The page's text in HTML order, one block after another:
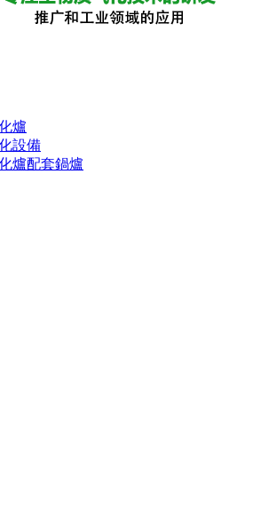
爐
設備
爐配套鍋爐